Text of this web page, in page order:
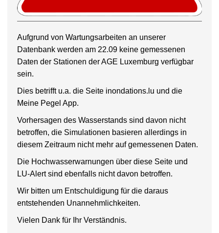
Aufgrund von Wartungsarbeiten an unserer
Datenbank werden am 22.09 keine gemessenen
Daten der Stationen der AGE Luxemburg verfügbar
sein.
Dies betrifft u.a. die Seite inondations.lu und die
Meine Pegel App.
Vorhersagen des Wasserstands sind davon nicht
betroffen, die Simulationen basieren allerdings in
diesem Zeitraum nicht mehr auf gemessenen Daten.
Die Hochwasserwarnungen über diese Seite und
LU-Alert sind ebenfalls nicht davon betroffen.
Wir bitten um Entschuldigung für die daraus
entstehenden Unannehmlichkeiten.
Vielen Dank für Ihr Verständnis.